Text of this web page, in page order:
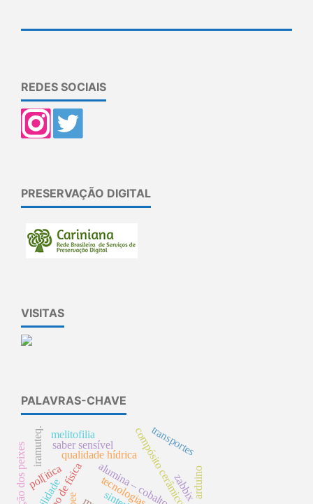
REDES SOCIAIS
PRESERVAÇÃO DIGITAL
VISITAS
PALAVRAS-CHAVE
qualidade hídricacompósito cerâmico
alumina – cobaltozabbix
pol[itica
saber sensível transportes
iramuteq. melitofilia
arduino